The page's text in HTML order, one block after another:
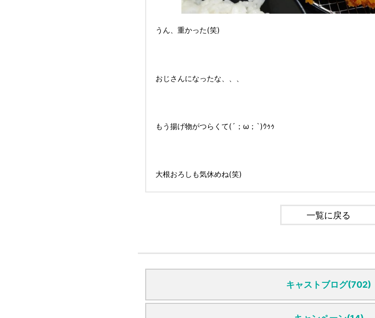
うん、重かった(笑)
おじさんになったな、、、
もう揚げ物がつらくて(´；ω；`)ｳｩｩ
大根おろしも気休めね(笑)
一覧に戻る
キャストブログ(702)